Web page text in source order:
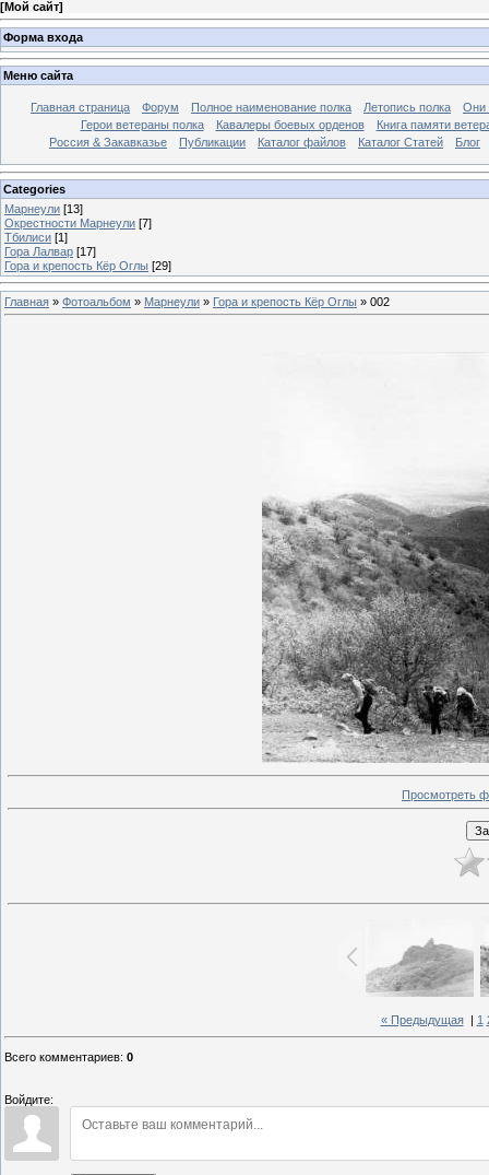
[Мой сайт]
Форма входа
Меню сайта
Главная страница Форум Полное наименование полка Летопись полка
Они
Герои ветераны полка
Кавалеры боевых орденов
Книга памяти
Россия & Закавказье
Публикации Каталог файлов Каталог Cтатей Блог
Categories
Марнеули [13]
Окрестности Марнеули [7]
Тбилиси [1]
Гора Лалвар [17]
Гора и крепость Кёр Оглы [29]
Главная » Фотоальбом » Марнеули » Гора и крепость Кёр Оглы » 002
Просмотреть
« Предыдущая| 1
Всего комментариев: 0
Войдите: